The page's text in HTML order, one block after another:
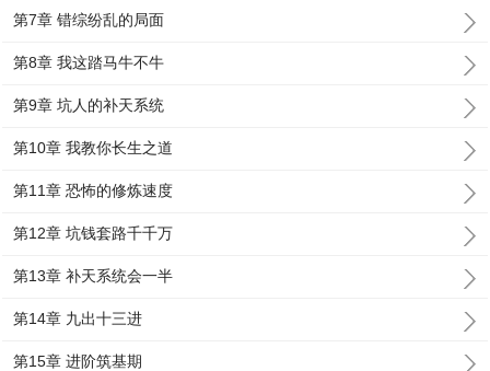
第7章 错综纷乱的局面
第8章 我这踏马牛不牛
第9章 坑人的补天系统
第10章 我教你长生之道
第11章 恐怖的修炼速度
第12章 坑钱套路千千万
第13章 补天系统会一半
第14章 九出十三进
第15章 进阶筑基期